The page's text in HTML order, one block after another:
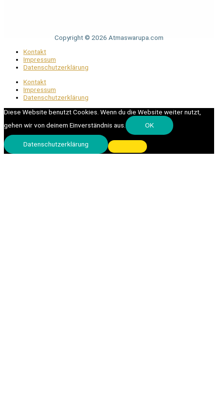
Copyright © 2026 Atmaswarupa.com
Kontakt
Impressum
Datenschutzerklärung
Kontakt
Impressum
Datenschutzerklärung
Diese Website benutzt Cookies. Wenn du die Website weiter nutzt,
gehen wir von deinem Einverständnis aus.
OK
Datenschutzerklärung